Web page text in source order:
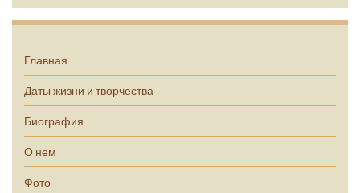
Главная
Даты жизни и творчества
Биография
О нем
Фото